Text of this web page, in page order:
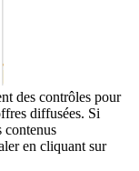
des contrôles pour
diffusées. Si
contenus
en cliquant sur